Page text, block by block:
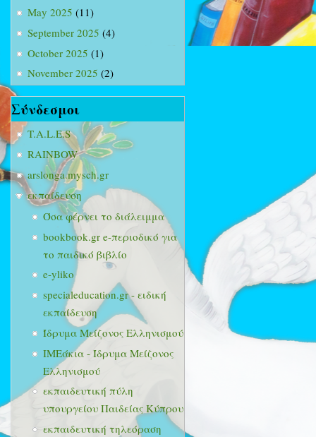
May 2025 (11)
September 2025 (4)
October 2025 (1)
November 2025 (2)
Σύνδεσμοι
T.A.L.E.S
RAINBOW
arslonga.mysch.gr
εκπαίδευση
Όσα φέρνει το διάλειμμα
bookbook.gr e-περιοδικό για
το παιδικό βιβλίο
e-yliko
specialeducation.gr - ειδική
εκπαίδευση
Ίδρυμα Μείζονος Ελληνισμού
ΙΜΕάκια - Ίδρυμα Μείζονος
Ελληνισμού
εκπαιδευτική πύλη
υπουργείου Παιδείας Κύπρου
εκπαιδευτική τηλεόραση